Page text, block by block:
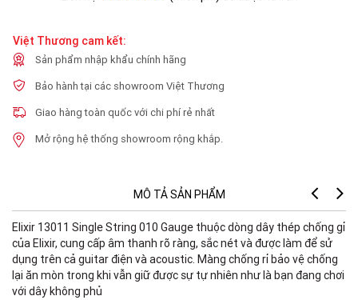
Việt Thương cam kết:
Sản phẩm nhập khẩu chính hãng
Bảo hành tại các showroom Việt Thương
Giao hàng toàn quốc với chi phí rẻ nhất
Mở rộng hệ thống showroom rộng khắp.
MÔ TẢ SẢN PHẨM
Elixir 13011 Single String 010 Gauge thuộc dòng dây thép chống gỉ
của Elixir, cung cấp âm thanh rõ ràng, sắc nét và được làm để sử
dụng trên cả guitar điện và acoustic. Màng chống rỉ bảo vệ chống
lại ăn mòn trong khi vẫn giữ được sự tự nhiên như là bạn đang chơi
với dây không phủ